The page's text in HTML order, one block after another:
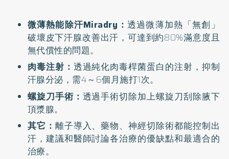
微薄熱能除汗Miradry：透過微薄加熱「無創」
破壞皮下汗腺改善出汗，可達到約80%滿意度且
無代償性的問題。
肉毒注射： 透過純化肉毒桿菌蛋白的注射，抑制
汗腺分泌，需4～6個月施打1次。
螺旋刀手術： 透過手術切除加上螺旋刀刮除腋下
頂漿腺。
其它： 離子導入、藥物、神經切除術都能控制出
汗，建議和醫師討論各治療的優缺點和最適合的
治療。